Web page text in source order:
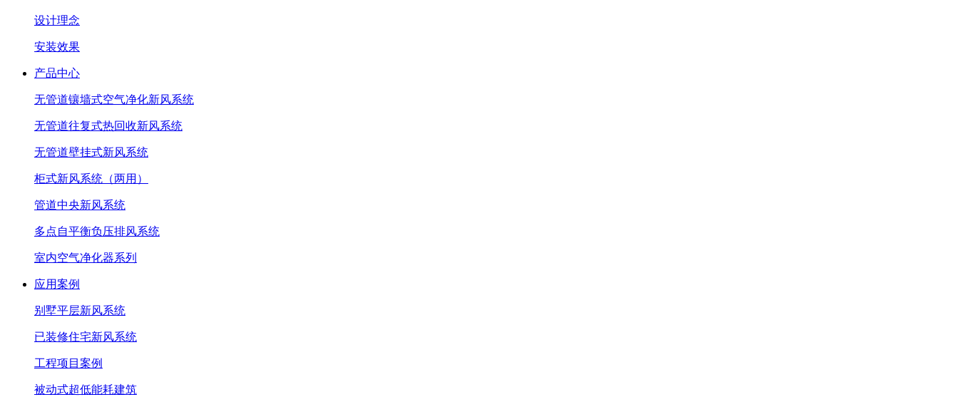
设计理念
安装效果
产品中心
无管道镶墙式空气净化新风系统
无管道往复式热回收新风系统
无管道壁挂式新风系统
柜式新风系统（两用）
管道中央新风系统
多点自平衡负压排风系统
室内空气净化器系列
应用案例
别墅平层新风系统
已装修住宅新风系统
工程项目案例
被动式超低能耗建筑